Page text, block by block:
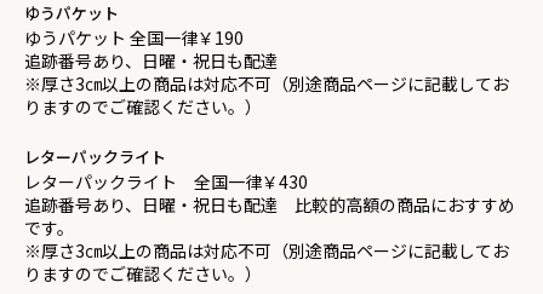
ゆうパケット
ゆうパケット 全国一律￥190
追跡番号あり、日曜・祝日も配達
※厚さ3㎝以上の商品は対応不可（別途商品ページに記載してお
りますのでご確認ください。）
レターパックライト
レターパックライト 全国一律￥430
追跡番号あり、日曜・祝日も配達 比較的高額の商品におすすめ
です。
※厚さ3㎝以上の商品は対応不可（別途商品ページに記載してお
りますのでご確認ください。）